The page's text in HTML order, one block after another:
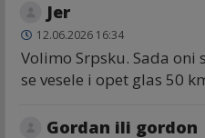
Jer
12.06.2026 16:34
Volimo Srpsku. Sada
se vesele i opet glas 50
Gordan ili gordon